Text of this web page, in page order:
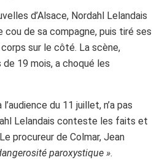
d’Alsace, Nordahl Lelandais
de sa compagne, puis tiré ses
sur le côté. La scène,
19 mois, a choqué les
du 11 juillet, n’a pas
Lelandais conteste les faits et
procureur de Colmar, Jean
paroxystique ».